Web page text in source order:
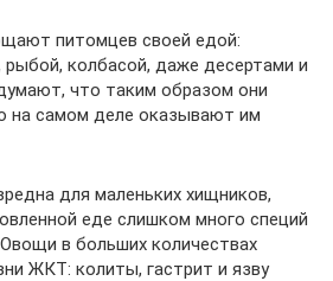
питомцев своей едой:
колбасой, даже десертами и
что таким образом они
на самом деле оказывают им
для маленьких хищников,
еде слишком много специй
в больших количествах
ЖКТ: колиты, гастрит и язву